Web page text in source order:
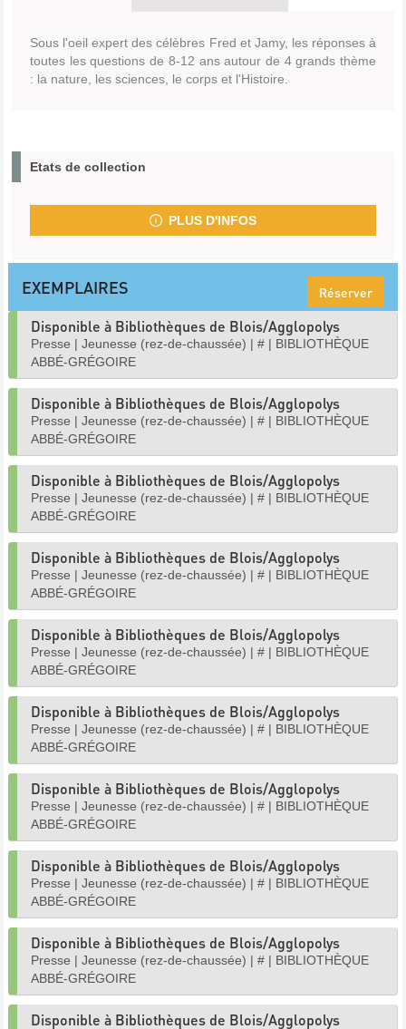
Sous l'oeil expert des célèbres Fred et Jamy, les réponses à
toutes les questions de 8-12 ans autour de 4 grands thème
: la nature, les sciences, le corps et l'Histoire.
Etats de collection
PLUS D'INFOS
EXEMPLAIRES Réserver
Disponible à Bibliothèques de Blois/Agglopolys
Presse | Jeunesse (rez-de-chaussée) | # | BIBLIOTHÈQUE
ABBÉ-GRÉGOIRE
Disponible à Bibliothèques de Blois/Agglopolys
Presse | Jeunesse (rez-de-chaussée) | # | BIBLIOTHÈQUE
ABBÉ-GRÉGOIRE
Disponible à Bibliothèques de Blois/Agglopolys
Presse | Jeunesse (rez-de-chaussée) | # | BIBLIOTHÈQUE
ABBÉ-GRÉGOIRE
Disponible à Bibliothèques de Blois/Agglopolys
Presse | Jeunesse (rez-de-chaussée) | # | BIBLIOTHÈQUE
ABBÉ-GRÉGOIRE
Disponible à Bibliothèques de Blois/Agglopolys
Presse | Jeunesse (rez-de-chaussée) | # | BIBLIOTHÈQUE
ABBÉ-GRÉGOIRE
Disponible à Bibliothèques de Blois/Agglopolys
Presse | Jeunesse (rez-de-chaussée) | # | BIBLIOTHÈQUE
ABBÉ-GRÉGOIRE
Disponible à Bibliothèques de Blois/Agglopolys
Presse | Jeunesse (rez-de-chaussée) | # | BIBLIOTHÈQUE
ABBÉ-GRÉGOIRE
Disponible à Bibliothèques de Blois/Agglopolys
Presse | Jeunesse (rez-de-chaussée) | # | BIBLIOTHÈQUE
ABBÉ-GRÉGOIRE
Disponible à Bibliothèques de Blois/Agglopolys
Presse | Jeunesse (rez-de-chaussée) | # | BIBLIOTHÈQUE
ABBÉ-GRÉGOIRE
Disponible à Bibliothèques de Blois/Agglopolys